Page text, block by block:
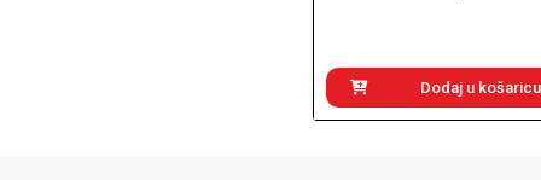
Dodaj u košaricu